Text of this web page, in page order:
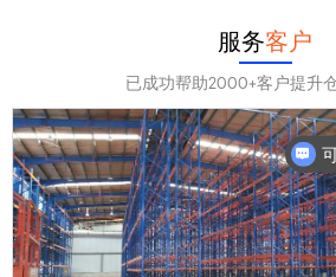
服务客户
已成功帮助2000+客户提升